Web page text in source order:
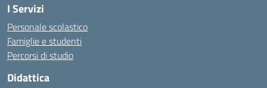
I Servizi
Personale scolastico
Famiglie e studenti
Percorsi di studio
Didattica